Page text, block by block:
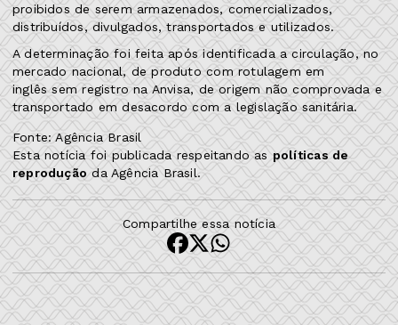
proibidos de serem armazenados, comercializados,
distribuídos, divulgados, transportados e utilizados.
A determinação foi feita após identificada a circulação, no
mercado nacional, de produto com rotulagem em
inglês sem registro na Anvisa, de origem não comprovada e
transportado em desacordo com a legislação sanitária.
Fonte: Agência Brasil
Esta notícia foi publicada respeitando as políticas de
reprodução da Agência Brasil.
Compartilhe essa notícia